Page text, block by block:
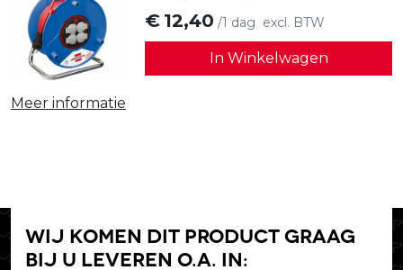
€ 12,40 /1 dag excl. BTW
In Winkelwagen
Meer informatie
Wij komen dit product graag
bij u leveren o.a. in: